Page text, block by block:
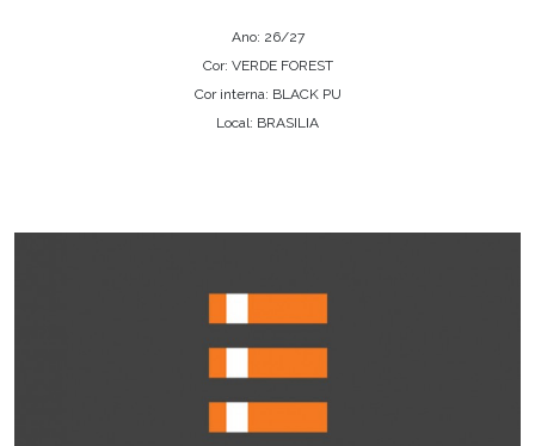
Ano: 26/27
Cor: VERDE FOREST
Cor interna: BLACK PU
Local: BRASILIA